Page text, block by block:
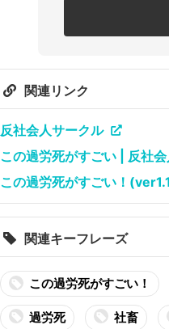
関連リンク
反社会人サークル
この過労死がすごい | 反社
この過労死がすごい！
関連キーフレーズ
この過労死がすごい！
過労死 社畜